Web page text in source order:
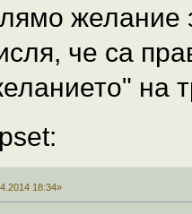
желание
че са
на
18:34»